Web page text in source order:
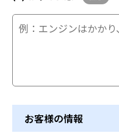
お客様の情報